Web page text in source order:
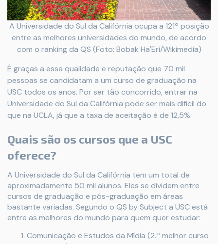
A Universidade do Sul da Califórnia ocupa a 121ª posição
entre as melhores universidades do mundo, de acordo
com o ranking da QS (Foto: Bobak Ha'Eri/Wikimedia)
É graças a essa qualidade e reputação que 70 mil
pessoas se candidatam a um curso de graduação na
USC todos os anos. Por ser tão concorrido, entrar na
Universidade do Sul da Califórnia pode ser mais difícil do
que na UCLA, já que a taxa de aceitação é de 12,5%.
Quais são os cursos que a USC
oferece?
A Universidade do Sul da Califórnia tem um total de
aproximadamente 50 mil alunos. Eles se dividem entre
cursos de graduação e pós-graduação em áreas
bastante variadas. Segundo o QS by Subject a USC está
entre as melhores do mundo para quem quer estudar:
Comunicação e Estudos da Mídia (2.º melhor curso